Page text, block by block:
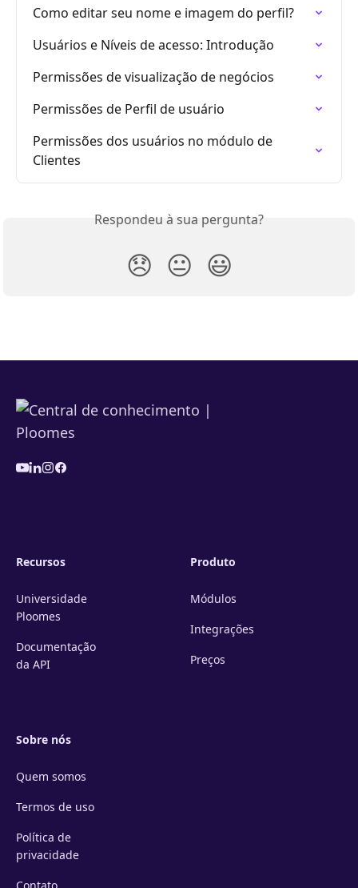
Como editar seu nome e imagem do perfil?
Usuários e Níveis de acesso: Introdução
Permissões de visualização de negócios
Permissões de Perfil de usuário
Permissões dos usuários no módulo de
Clientes
Respondeu à sua pergunta?
😞 😐 😃
Recursos
Universidade
Ploomes
Documentação
da API
Produto
Módulos
Integrações
Preços
Sobre nós
Quem somos
Termos de uso
Política de
privacidade